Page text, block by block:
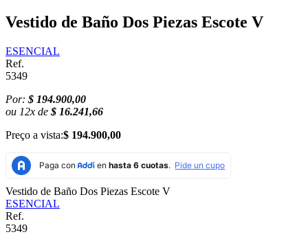
Vestido de Baño Dos Piezas Escote V
ESENCIAL
Ref.
5349
Por: $ 194.900,00
ou 12x de $ 16.241,66
Preço a vista:$ 194.900,00
Vestido de Baño Dos Piezas Escote V
ESENCIAL
Ref.
5349